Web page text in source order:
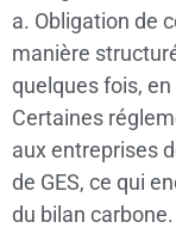
a. Obligation de
manière
quelques fois,
Certaines
aux entreprises
de GES, ce qui
du bilan carbone.